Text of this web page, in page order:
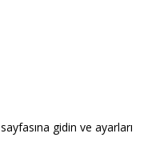
sayfasına gidin ve ayarları